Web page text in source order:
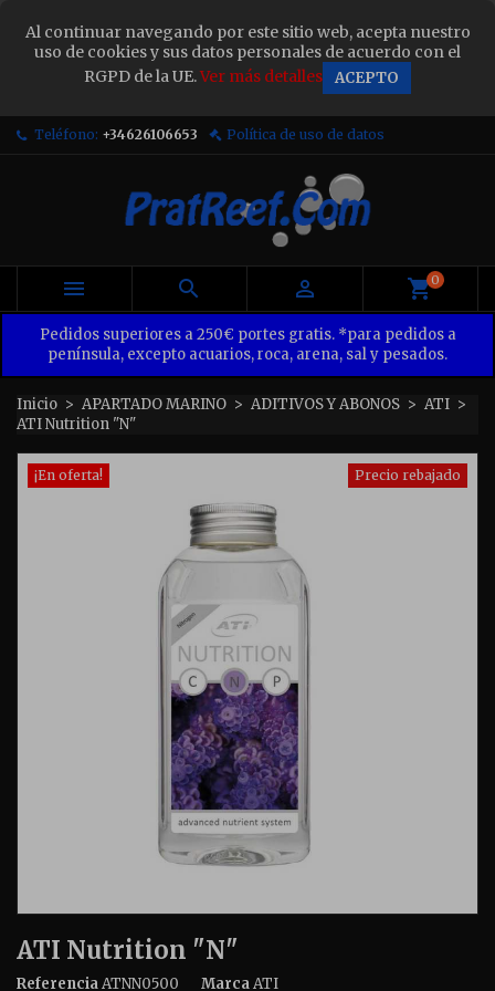
Al continuar navegando por este sitio web, acepta nuestro
uso de cookies y sus datos personales de acuerdo con el
RGPD de la UE.Ver más detalles ACEPTO
Teléfono: +34626106653 Política de uso de datos
   0
Pedidos superiores a 250€ portes gratis. *para pedidos a
península, excepto acuarios, roca, arena, sal y pesados.
Inicio APARTADO MARINO ADITIVOS Y ABONOS
ATI
ATI Nutrition "N"
¡En oferta! Precio rebajado
ATI Nutrition "N"
ReferenciaATNN0500 MarcaATI
Sign in ×
You need to be logged in to save products in your
wish list.